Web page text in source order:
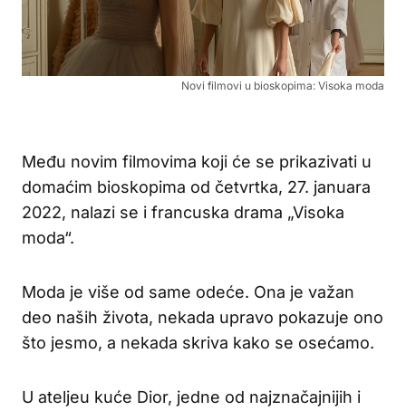
Novi filmovi u bioskopima: Visoka moda
Među novim filmovima koji će se prikazivati u
domaćim bioskopima od četvrtka, 27. januara
2022, nalazi se i francuska drama „Visoka
moda“.
Moda je više od same odeće. Ona je važan
deo naših života, nekada upravo pokazuje ono
što jesmo, a nekada skriva kako se osećamo.
U ateljeu kuće Dior, jedne od najznačajnijih i